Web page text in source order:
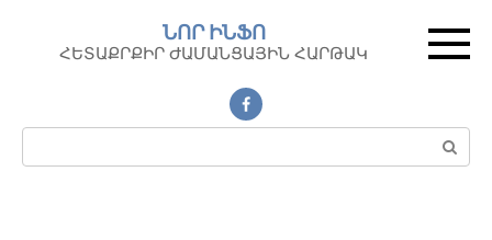
контенту
ՆՈՐ ԻՆՖՈ
ՀԵՏԱՔՐՔԻՐ ԺԱՄԱՆՑԱՅԻՆ ՀԱՐԹԱԿ
Поиск: